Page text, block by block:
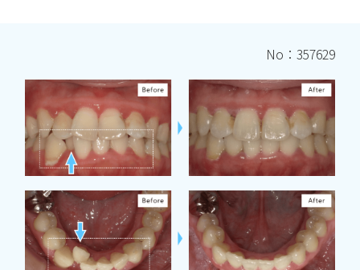
No：357629